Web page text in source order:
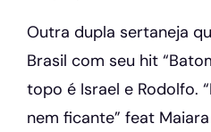
Outra dupla sertaneja
Brasil com seu hit
topo é Israel e Rodolfo.
nem ficante” feat